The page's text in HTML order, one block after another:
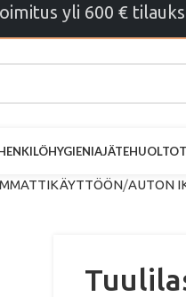
yli 600 €
JÄTEHUOLTO
AUTON